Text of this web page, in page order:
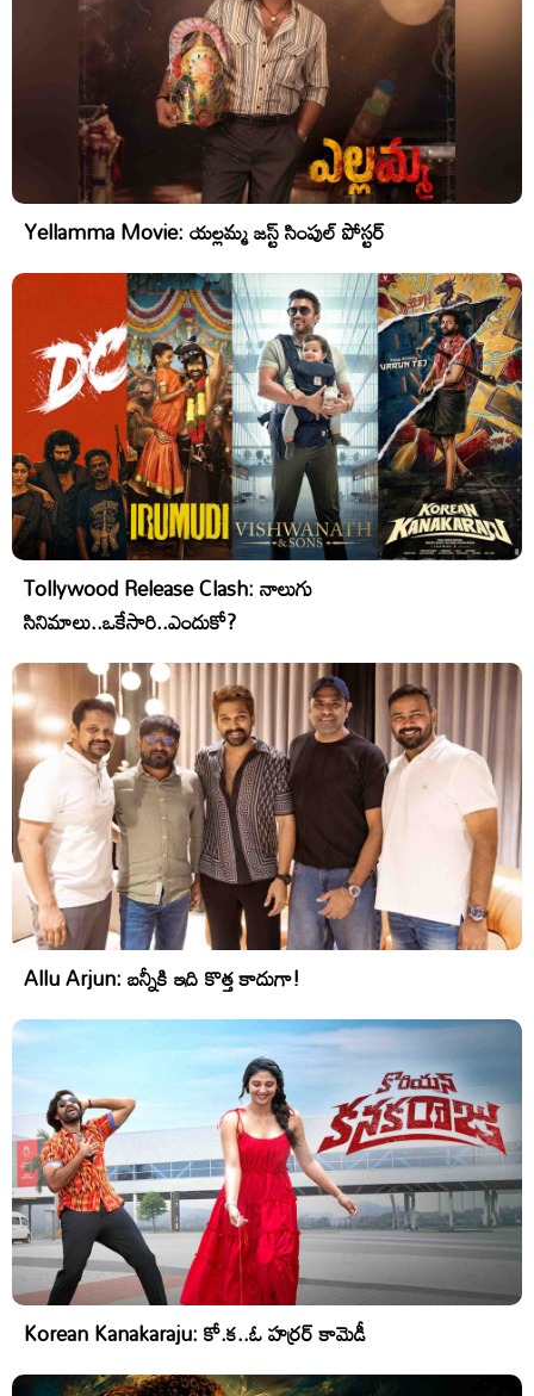
Yellamma Movie: యల్లమ్మ జస్ట్ సింపుల్ పోస్టర్
Tollywood Release Clash: నాలుగు
సినిమాలు..ఒకేసారి..ఎందుకో?
Allu Arjun: బన్నీకి ఇది కొత్త కాదుగా!
Korean Kanakaraju: కో.క..ఓ హర్రర్ కామెడీ